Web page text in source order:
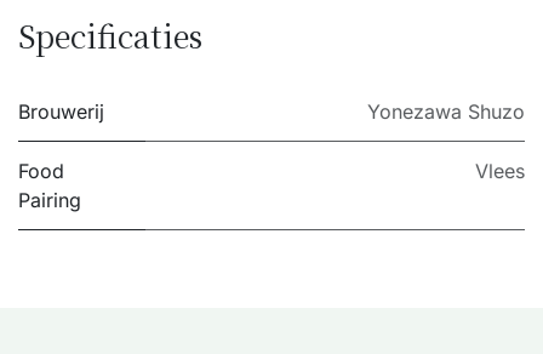
Specificaties
Brouwerij Yonezawa Shuzo
Food
Pairing
Vlees